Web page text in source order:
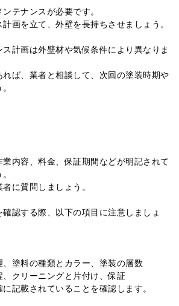
テナンスが必要です。
画を立て、外壁を長持ちさせましょう。
計画は外壁材や気候条件により異なりま
ば、業者と相談して、次回の塗装時期や
内容、料金、保証期間などが明記されて
に質問しましょう。
認する際、以下の項目に注意しましょ
塗料の種類とカラー、塗装の層数
クリーニングと片付け、保証
記載されていることを確認します。